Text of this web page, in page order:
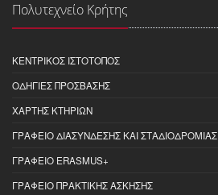
Πολυτεχνείο Κρήτης
ΚΕΝΤΡΙΚΌΣ ΙΣΤΌΤΟΠΟΣ
ΟΔΗΓΊΕΣ ΠΡΌΣΒΑΣΗΣ
ΧΆΡΤΗΣ ΚΤΗΡΊΩΝ
ΓΡΑΦΕΊΟ ΔΙΑΣΎΝΔΕΣΗΣ ΚΑΙ ΣΤΑΔΙΟΔΡΟΜΊΑΣ
ΓΡΑΦΕΊΟ ERASMUS+
ΓΡΑΦΕΊΟ ΠΡΑΚΤΙΚΉΣ ΆΣΚΗΣΗΣ